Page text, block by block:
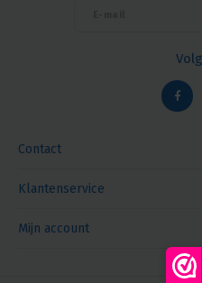
Contact
Klantenservice
Mijn account